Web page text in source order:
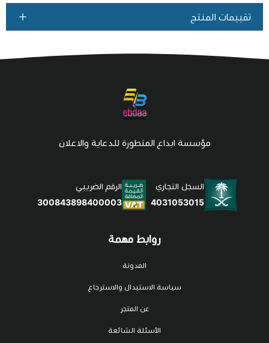
تقييمات المنتج
روابط مهمة
المدونة
سياسة الاستبدال والاسترجاع
عن المتجر
الأسئلة الشائعة
مؤسسة ابداع المتطورة للدعاية والاعلان
السجل التجاري
4031053015
الرقم الضريبي
300843898400003